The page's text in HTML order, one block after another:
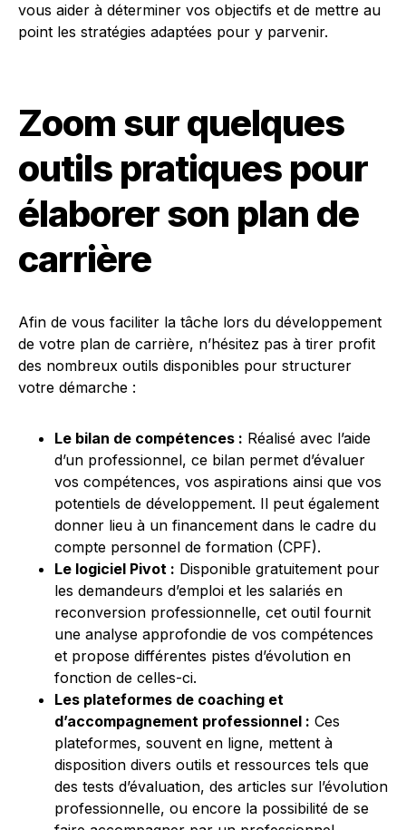
vous aider à déterminer vos objectifs et de mettre au
point les stratégies adaptées pour y parvenir.
Zoom sur quelques
outils pratiques pour
élaborer son plan de
carrière
Afin de vous faciliter la tâche lors du développement
de votre plan de carrière, n’hésitez pas à tirer profit
des nombreux outils disponibles pour structurer
votre démarche :
Le bilan de compétences : Réalisé avec l’aide
d’un professionnel, ce bilan permet d’évaluer
vos compétences, vos aspirations ainsi que vos
potentiels de développement. Il peut également
donner lieu à un financement dans le cadre du
compte personnel de formation (CPF).
Le logiciel Pivot : Disponible gratuitement pour
les demandeurs d’emploi et les salariés en
reconversion professionnelle, cet outil fournit
une analyse approfondie de vos compétences
et propose différentes pistes d’évolution en
fonction de celles-ci.
Les plateformes de coaching et
d’accompagnement professionnel : Ces
plateformes, souvent en ligne, mettent à
disposition divers outils et ressources tels que
des tests d’évaluation, des articles sur l’évolution
professionnelle, ou encore la possibilité de se